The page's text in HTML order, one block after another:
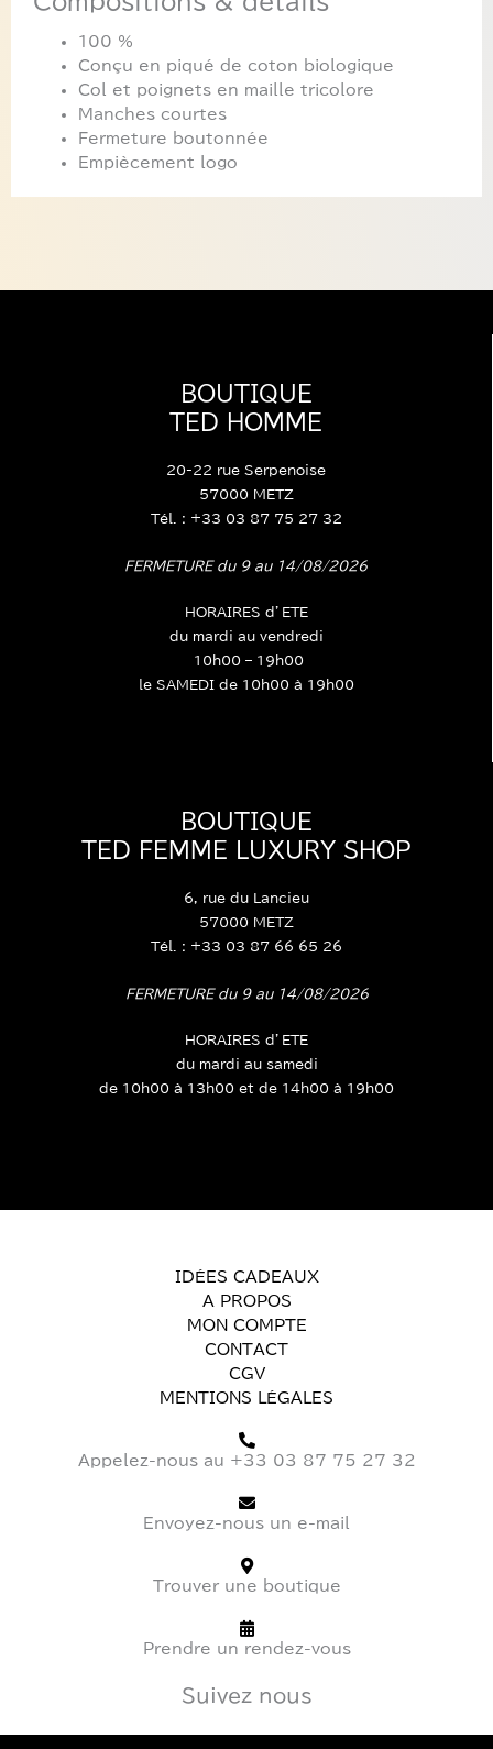
100 %
Conçu en piqué de coton biologique
Col et poignets en maille tricolore
Manches courtes
Fermeture boutonnée
Empiècement logo
BOUTIQUE
TED HOMME
20-22 rue Serpenoise
57000 METZ
Tél. : +33 03 87 75 27 32
FERMETURE du 9 au 14/08/2026
HORAIRES d’ETE
du mardi au vendredi
10h00 – 19h00
le SAMEDI de 10h00 à 19h00
BOUTIQUE
TED FEMME LUXURY SHOP
6, rue du Lancieu
57000 METZ
Tél. : +33 03 87 66 65 26
FERMETURE du 9 au 14/08/2026
HORAIRES d’ETE
du mardi au samedi
de 10h00 à 13h00 et de 14h00 à 19h00
IDÉES CADEAUX
A PROPOS
MON COMPTE
CONTACT
CGV
MENTIONS LÉGALES
Appelez-nous au +33 03 87 75 27 32
Envoyez-nous un e-mail
Trouver une boutique
Prendre un rendez-vous
Suivez nous